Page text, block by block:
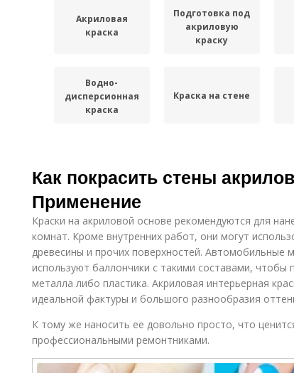
Акриловая
краска
Подготовка под
акриловую
краску
Водно-
дисперсионная
краска
Краска на стене
колером
краска
Как покрасить стены
Применение
Краски на акриловой основе рекомендуются для
комнат. Кроме внутренних работ, они могут
древесины и прочих поверхностей. Автомобильные
используют баллончики с такими составами, чтобы
металла либо пластика. Акриловая интерьерная
идеальной фактуры и большого разнообразия
К тому же наносить ее довольно просто, что
профессиональными ремонтниками.